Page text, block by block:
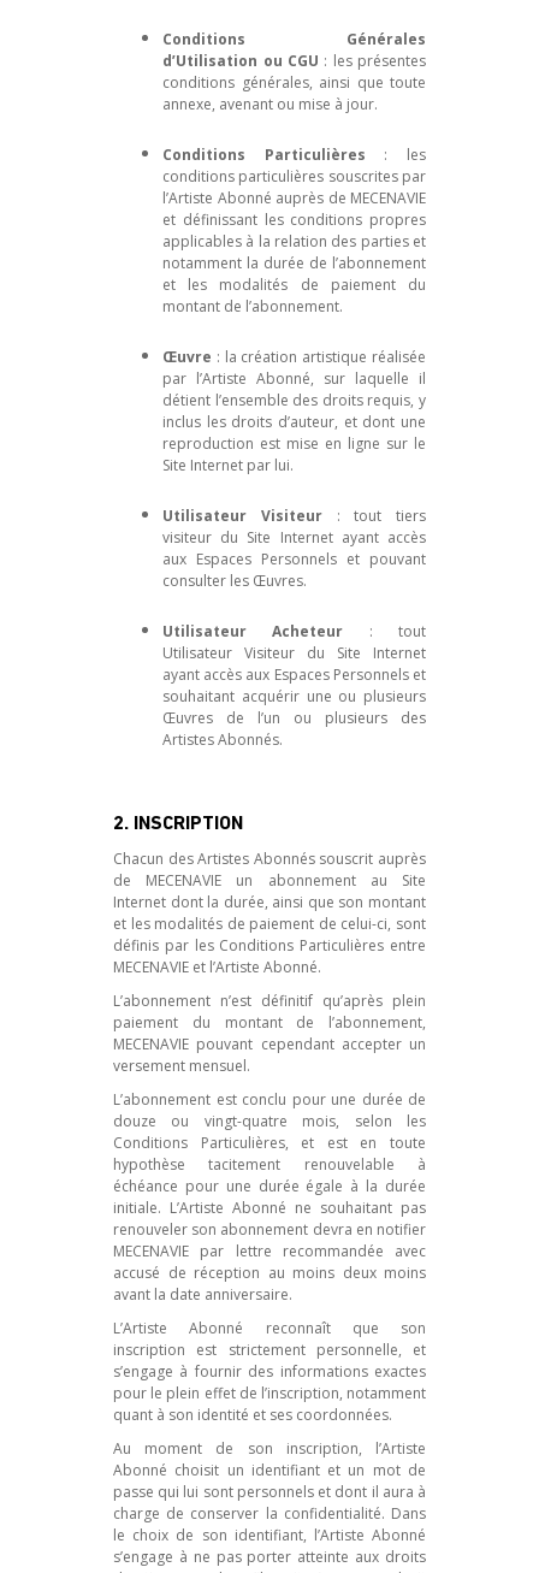
Conditions Générales
d’Utilisation ou CGU : les présentes
conditions générales, ainsi que toute
annexe, avenant ou mise à jour.
Conditions Particulières : les
conditions particulières souscrites par
l’Artiste Abonné auprès de MECENAVIE
et définissant les conditions propres
applicables à la relation des parties et
notamment la durée de l’abonnement
et les modalités de paiement du
montant de l’abonnement.
Œuvre : la création artistique réalisée
par l’Artiste Abonné, sur laquelle il
détient l’ensemble des droits requis, y
inclus les droits d’auteur, et dont une
reproduction est mise en ligne sur le
Site Internet par lui.
Utilisateur Visiteur : tout tiers
visiteur du Site Internet ayant accès
aux Espaces Personnels et pouvant
consulter les Œuvres.
Utilisateur Acheteur : tout
Utilisateur Visiteur du Site Internet
ayant accès aux Espaces Personnels et
souhaitant acquérir une ou plusieurs
Œuvres de l’un ou plusieurs des
Artistes Abonnés.
2. INSCRIPTION
Chacun des Artistes Abonnés souscrit auprès
de MECENAVIE un abonnement au Site
Internet dont la durée, ainsi que son montant
et les modalités de paiement de celui-ci, sont
définis par les Conditions Particulières entre
MECENAVIE et l’Artiste Abonné.
L’abonnement n’est définitif qu’après plein
paiement du montant de l’abonnement,
MECENAVIE pouvant cependant accepter un
versement mensuel.
L’abonnement est conclu pour une durée de
douze ou vingt-quatre mois, selon les
Conditions Particulières, et est en toute
hypothèse tacitement renouvelable à
échéance pour une durée égale à la durée
initiale. L’Artiste Abonné ne souhaitant pas
renouveler son abonnement devra en notifier
MECENAVIE par lettre recommandée avec
accusé de réception au moins deux moins
avant la date anniversaire.
L’Artiste Abonné reconnaît que son
inscription est strictement personnelle, et
s’engage à fournir des informations exactes
pour le plein effet de l’inscription, notamment
quant à son identité et ses coordonnées.
Au moment de son inscription, l’Artiste
Abonné choisit un identifiant et un mot de
passe qui lui sont personnels et dont il aura à
charge de conserver la confidentialité. Dans
le choix de son identifiant, l’Artiste Abonné
s’engage à ne pas porter atteinte aux droits